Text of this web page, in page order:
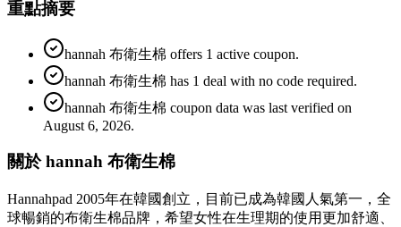
重點摘要
hannah 布衛生棉 offers 1 active coupon.
hannah 布衛生棉 has 1 deal with no code required.
hannah 布衛生棉 coupon data was last verified on
August 6, 2026.
關於 hannah 布衛生棉
Hannahpad 2005年在韓國創立，目前已成為韓國人氣第一，全
球暢銷的布衛生棉品牌，希望女性在生理期的使用更加舒適、